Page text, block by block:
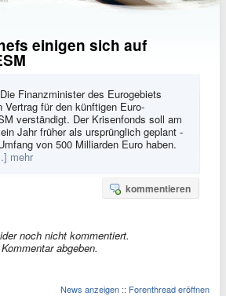
einigen sich auf
Finanzminister des Eurogebiets
Vertrag für den künftigen Euro-
verständigt. Der Krisenfonds soll am
Jahr früher als ursprünglich geplant -
von 500 Milliarden Euro haben.
mehr
kommentieren
noch nicht kommentiert.
abgeben.
News anzeigen :: Forenthread eröffnen